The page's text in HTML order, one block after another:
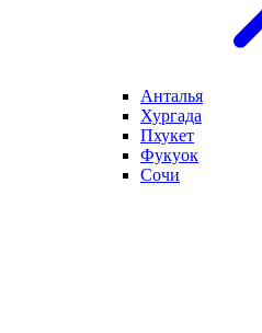
Анталья
Хургада
Пхукет
Фукуок
Сочи